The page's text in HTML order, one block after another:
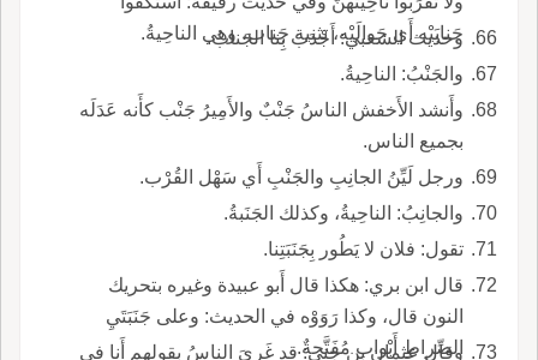
جَنابَيْه أَي حَوالَيْه، تثنية جَناب، وهي الناحِيةُ.
وحديث الشعبي: أَجْدَبَ بِنا الجَنابُ.
والجَنْبُ: الناحِيةُ.
وأَنشد الأَخفش الناسُ جَنْبٌ والأَمِيرُ جَنْب كأَنه عَدَلَه
بجميع الناس.
ورجل لَيِّنُ الجانِبِ والجَنْبِ أَي سَهْل القُرْب.
والجانِبُ: الناحِيةُ، وكذلك الجَنَبةُ.
تقول: فلان لا يَطُور بِجَنَبَتِنا.
قال ابن بري: هكذا قال أَبو عبيدة وغيره بتحريك
النون قال، وكذا رَوَوْه في الحديث: وعلى جَنَبَتَيِ
الصِّراطِ أَبْواب مُفَتَّحةٌ.
وقال عثمان بن جني: قد غَرِيَ الناسُ بقولهم أَنا في